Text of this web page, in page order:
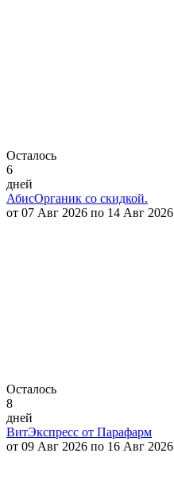
Осталось
6
дней
АбисОрганик со скидкой.
от 07 Авг 2026 по 14 Авг 2026
Осталось
8
дней
ВитЭкспресс от Парафарм
от 09 Авг 2026 по 16 Авг 2026